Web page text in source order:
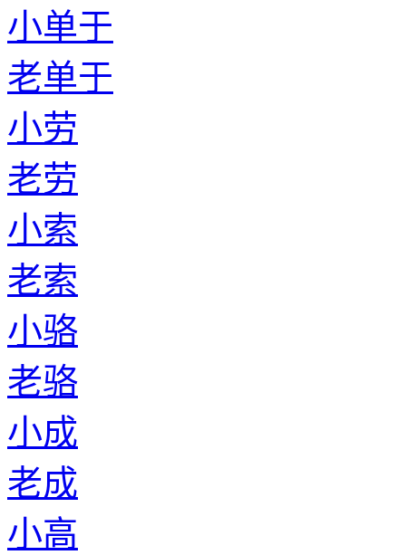
小单于
老单于
小劳
老劳
小索
老索
小骆
老骆
小成
老成
小高